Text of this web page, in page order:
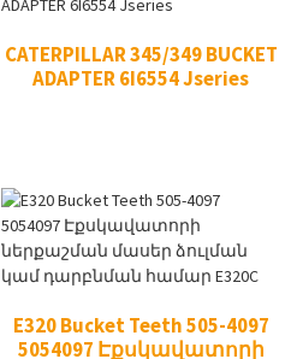
CATERPILLAR 345/349 BUCKET
ADAPTER 6I6554 Jseries
E320 Bucket Teeth 505-4097
5054097 Էքսկավատորի